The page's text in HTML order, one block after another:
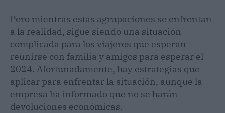
Pero mientras estas agrupaciones se enfrentan
a la realidad, sigue siendo una situación
complicada para los viajeros que esperan
reunirse con familia y amigos para esperar el
2024. Afortunadamente, hay estrategias que
aplicar para enfrentar la situación, aunque la
empresa ha informado que no se harán
devoluciones económicas.